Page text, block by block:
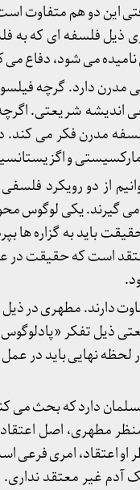
دو هم متفاوت است.
ذیل فلسفه ای که به
می شود، دفاع می
دارد. گرچه
اندیشه شریعتی.
مدرن فکر می کند.
و
از دو رویکرد
می گیرند. یکی
باید به گزاره ها
است که حقیقت در
دارند. مطهری در
ذیل تفکر
لحظه نهایی باید در
دارد که بحث می
مطهری، اصل
او اعتقاد، امری
آدم غیر معتقد